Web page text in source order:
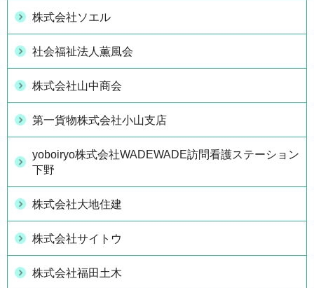
株式会社ソエル
社会福祉法人薫風会
株式会社山中商会
第一貨物株式会社小山支店
yoboiryo株式会社WADEWADE訪問看護ステーション
下野
株式会社大地住建
株式会社サイトウ
株式会社福田土木